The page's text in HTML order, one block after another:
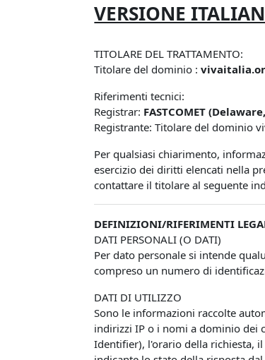
VERSIONE
TITOLARE DEL TRATTAMENTO:
Titolare del dominio :
Riferimenti tecnici:
Registrar: FASTCOMET
Registrante: Titolare del dominio
Per qualsiasi chiarimento,
esercizio dei diritti elencati nella
contattare il titolare al seguente
DEFINIZIONI/RIFERIMENTI
DATI PERSONALI (O DATI)
Per dato personale si intende
compreso un numero di
DATI DI UTILIZZO
Sono le informazioni raccolte
indirizzi IP o i nomi a dominio dei
Identifier), l'orario della richiesta,